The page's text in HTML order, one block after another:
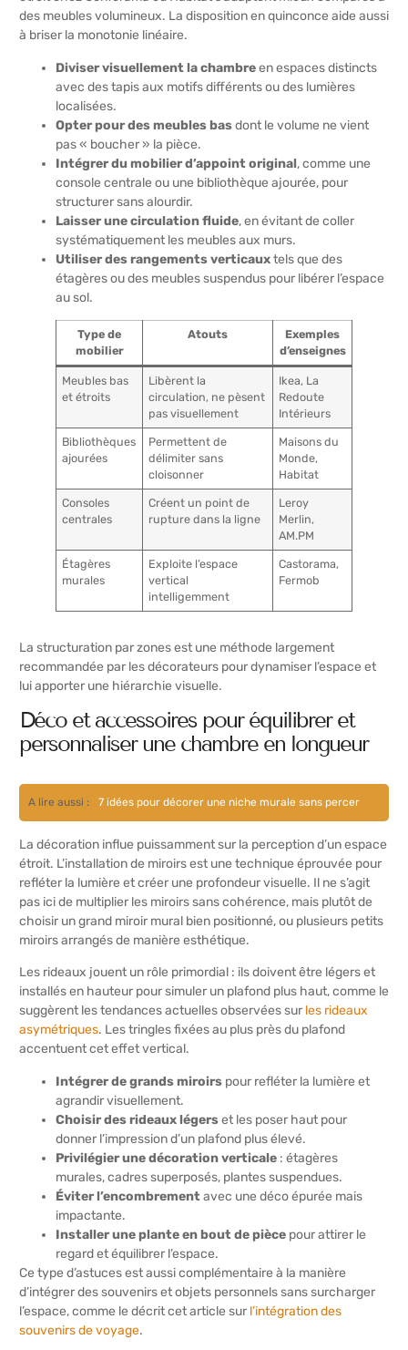
des meubles volumineux. La disposition en quinconce aide aussi
à briser la monotonie linéaire.
Diviser visuellement la chambreen espaces distincts
avec des tapis aux motifs différents ou des lumières
localisées.
Opter pour des meubles basdont le volume ne vient
pas « boucher » la pièce.
Intégrer du mobilier d’appoint original, comme une
console centrale ou une bibliothèque ajourée, pour
structurer sans alourdir.
Laisser une circulation fluide, en évitant de coller
systématiquement les meubles aux murs.
Utiliser des rangements verticauxtels que des
étagères ou des meubles suspendus pour libérer l’espace
au sol.
Type de
mobilier
Atouts
Exemples
d’enseignes
Meubles bas
et étroits
Libèrent la
circulation, ne pèsent
pas visuellement
Ikea, La
Redoute
Intérieurs
Bibliothèques
ajourées
Permettent de
délimiter sans
cloisonner
Maisons du
Monde,
Habitat
Consoles
centrales
Créent un point de
rupture dans la ligne
Leroy
Merlin,
AM.PM
Étagères
murales
Exploite l’espace
vertical
intelligemment
Castorama,
Fermob
La structuration par zones est une méthode largement
recommandée par les décorateurs pour dynamiser l’espace et
lui apporter une hiérarchie visuelle.
Déco et accessoires pour équilibrer et
personnaliser une chambre en longueur
A lire aussi : 7 idées pour décorer une niche murale sans percer
La décoration influe puissamment sur la perception d’un espace
étroit. L’installation de miroirs est une technique éprouvée pour
refléter la lumière et créer une profondeur visuelle. Il ne s’agit
pas ici de multiplier les miroirs sans cohérence, mais plutôt de
choisir un grand miroir mural bien positionné, ou plusieurs petits
miroirs arrangés de manière esthétique.
Les rideaux jouent un rôle primordial : ils doivent être légers et
installés en hauteur pour simuler un plafond plus haut, comme le
suggèrent les tendances actuelles observées sur les rideaux
asymétriques. Les tringles fixées au plus près du plafond
accentuent cet effet vertical.
Intégrer de grands miroirs pour refléter la lumière et
agrandir visuellement.
Choisir des rideaux légerset les poser haut pour
donner l’impression d’un plafond plus élevé.
Privilégier une décoration verticale : étagères
murales, cadres superposés, plantes suspendues.
Éviter l’encombrementavec une déco épurée mais
impactante.
Installer une plante en bout de pièce pour attirer le
regard et équilibrer l’espace.
Ce type d’astuces est aussi complémentaire à la manière
d’intégrer des souvenirs et objets personnels sans surcharger
l’espace, comme le décrit cet article sur l’intégration des
souvenirs de voyage.